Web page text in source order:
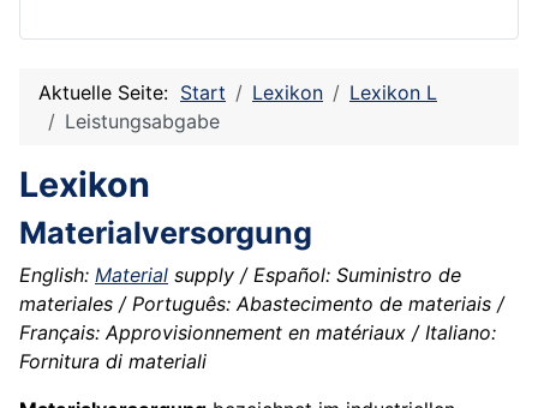
Aktuelle Seite: Start Lexikon
Lexikon L
Leistungsabgabe
Lexikon
Materialversorgung
English: Material supply / Español: Suministro de
materiales / Português: Abastecimento de materiais /
Français: Approvisionnement en matériaux / Italiano:
Fornitura di materiali